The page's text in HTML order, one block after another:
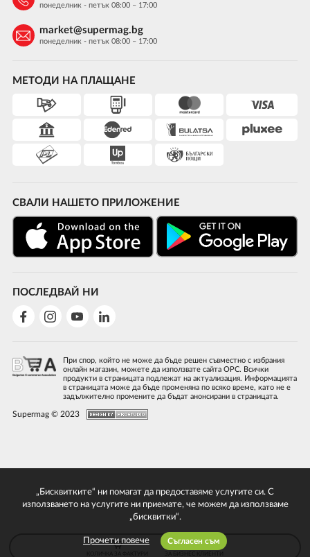
МЕТОДИ НА ПЛАЩАНЕ
СВАЛИ НАШЕТО ПРИЛОЖЕНИЕ
ПОСЛЕДВАЙ НИ
понеделник - петък 08:00 – 17:00
market@supermag.bg
понеделник - петък 08:00 – 17:00
При спор, който не може да бъде решен съвместно с избрания
онлайн магазин, можете да използвате сайта ОРС. Всички
продукти в страницата подлежат на актуализация. Информацията
в страницата може да бъде променяна по всяко време, като не е
задължително промените да бъдат анонсирани в страницата.
Supermag © 2023
„Бисквитките“ ни помагат да предоставяме услугите си. С
използването на услугите ни приемате, че можем да използваме
„бисквитки“.
Прочети повече Съгласен съм